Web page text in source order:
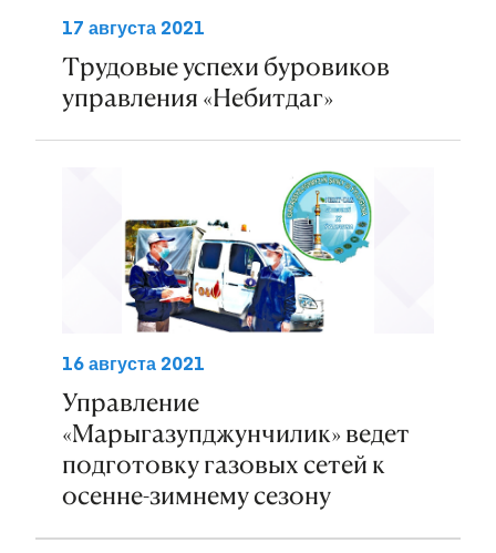
17 августа 2021
Трудовые успехи буровиков
управления «Небитдаг»
16 августа 2021
Управление
«Марыгазупджунчилик» ведет
подготовку газовых сетей к
осенне-зимнему сезону